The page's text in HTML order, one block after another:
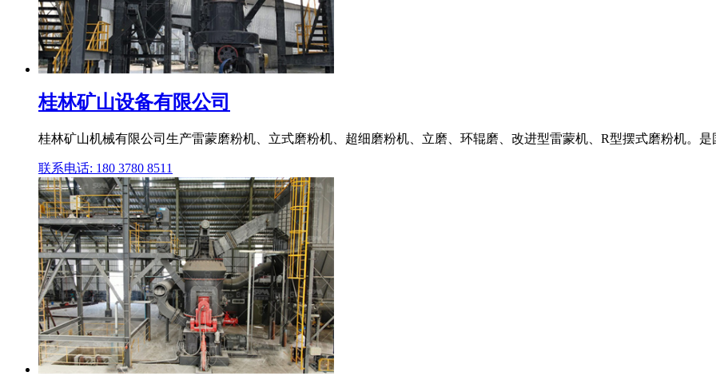
桂林矿山设备有限公司
桂林矿山机械有限公司生产雷蒙磨粉机、立式磨粉机、超细磨粉机、立磨、环辊磨、改进型雷蒙机、R型摆式磨粉机。
联系电话: 180 3780 8511